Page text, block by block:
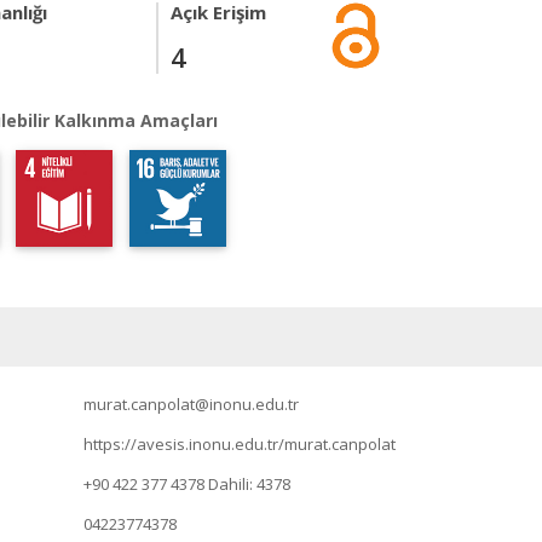
Açık Erişim
4
Kalkınma Amaçları
murat.canpolat@inonu.edu.tr
https://avesis.inonu.edu.tr/murat.canpolat
+90 422 377 4378 Dahili: 4378
04223774378